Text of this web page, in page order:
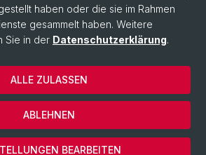
Fakultät
haben oder die sie im Rahmen
gesammelt haben. Weitere
Sie in der Datenschutzerklärung.
BEARBEITEN
ABLEHNEN
ALLE ZULASSEN